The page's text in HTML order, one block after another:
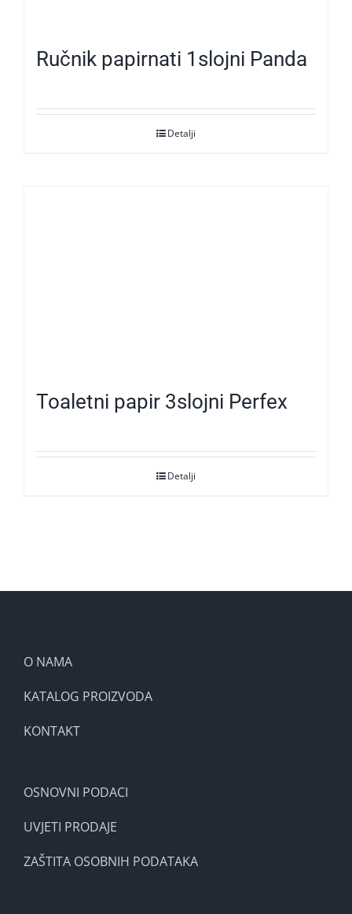
Ručnik papirnati 1slojni Panda
Detalji
Toaletni papir 3slojni Perfex
Detalji
O NAMA
KATALOG PROIZVODA
KONTAKT
OSNOVNI PODACI
UVJETI PRODAJE
ZAŠTITA OSOBNIH PODATAKA